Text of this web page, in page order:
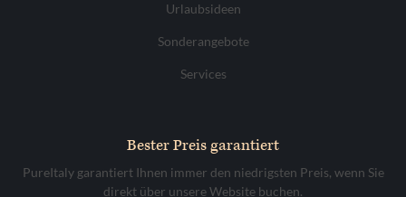
Urlaubsideen
Sonderangebote
Services
Bester Preis garantiert
PureItaly garantiert Ihnen immer den niedrigsten Preis, wenn Sie
direkt über unsere Website buchen.